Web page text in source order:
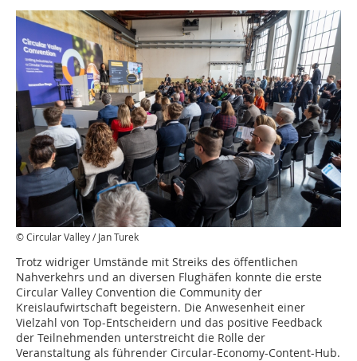
© Circular Valley / Jan Turek
Trotz widriger Umstände mit Streiks des öffentlichen
Nahverkehrs und an diversen Flughäfen konnte die erste
Circular Valley Convention die Community der
Kreislaufwirtschaft begeistern. Die Anwesenheit einer
Vielzahl von Top-Entscheidern und das positive Feedback
der Teilnehmenden unterstreicht die Rolle der
Veranstaltung als führender Circular-Economy-Content-Hub.